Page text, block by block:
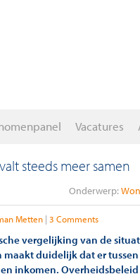
Vacatures
steeds meer samen
Onderwerp:
Metten 3 Comments
vergelijking van de
maakt duidelijk dat er
inkomen.